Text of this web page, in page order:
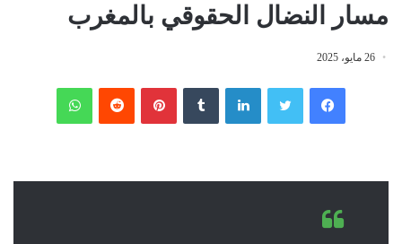
مسار النضال الحقوقي بالمغرب
26 مايو، 2025
فيسبوك لينكدإن بينتيريست